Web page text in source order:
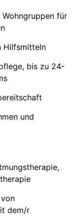
für
Hilfsmitteln
bis zu 24-
und
dem/r